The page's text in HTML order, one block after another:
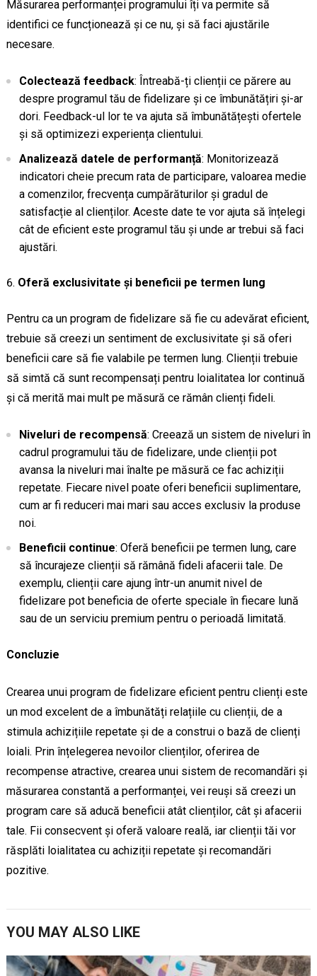
Măsurarea performanței programului îți va permite să
identifici ce funcționează și ce nu, și să faci ajustările
necesare.
Colectează feedback: Întreabă-ți clienții ce părere au
despre programul tău de fidelizare și ce îmbunătățiri și-ar
dori. Feedback-ul lor te va ajuta să îmbunătățești ofertele
și să optimizezi experiența clientului.
Analizează datele de performanță: Monitorizează
indicatori cheie precum rata de participare, valoarea medie
a comenzilor, frecvența cumpărăturilor și gradul de
satisfacție al clienților. Aceste date te vor ajuta să înțelegi
cât de eficient este programul tău și unde ar trebui să faci
ajustări.
Oferă exclusivitate și beneficii pe termen lung
Pentru ca un program de fidelizare să fie cu adevărat eficient,
trebuie să creezi un sentiment de exclusivitate și să oferi
beneficii care să fie valabile pe termen lung. Clienții trebuie
să simtă că sunt recompensați pentru loialitatea lor continuă
și că merită mai mult pe măsură ce rămân clienți fideli.
Niveluri de recompensă: Creează un sistem de niveluri în
cadrul programului tău de fidelizare, unde clienții pot
avansa la niveluri mai înalte pe măsură ce fac achiziții
repetate. Fiecare nivel poate oferi beneficii suplimentare,
cum ar fi reduceri mai mari sau acces exclusiv la produse
noi.
Beneficii continue: Oferă beneficii pe termen lung, care
să încurajeze clienții să rămână fideli afacerii tale. De
exemplu, clienții care ajung într-un anumit nivel de
fidelizare pot beneficia de oferte speciale în fiecare lună
sau de un serviciu premium pentru o perioadă limitată.
Concluzie
Crearea unui program de fidelizare eficient pentru clienți este
un mod excelent de a îmbunătăți relațiile cu clienții, de a
stimula achizițiile repetate și de a construi o bază de clienți
loiali. Prin înțelegerea nevoilor clienților, oferirea de
recompense atractive, crearea unui sistem de recomandări și
măsurarea constantă a performanței, vei reuși să creezi un
program care să aducă beneficii atât clienților, cât și afacerii
tale. Fii consecvent și oferă valoare reală, iar clienții tăi vor
răsplăti loialitatea cu achiziții repetate și recomandări
pozitive.
YOU MAY ALSO LIKE